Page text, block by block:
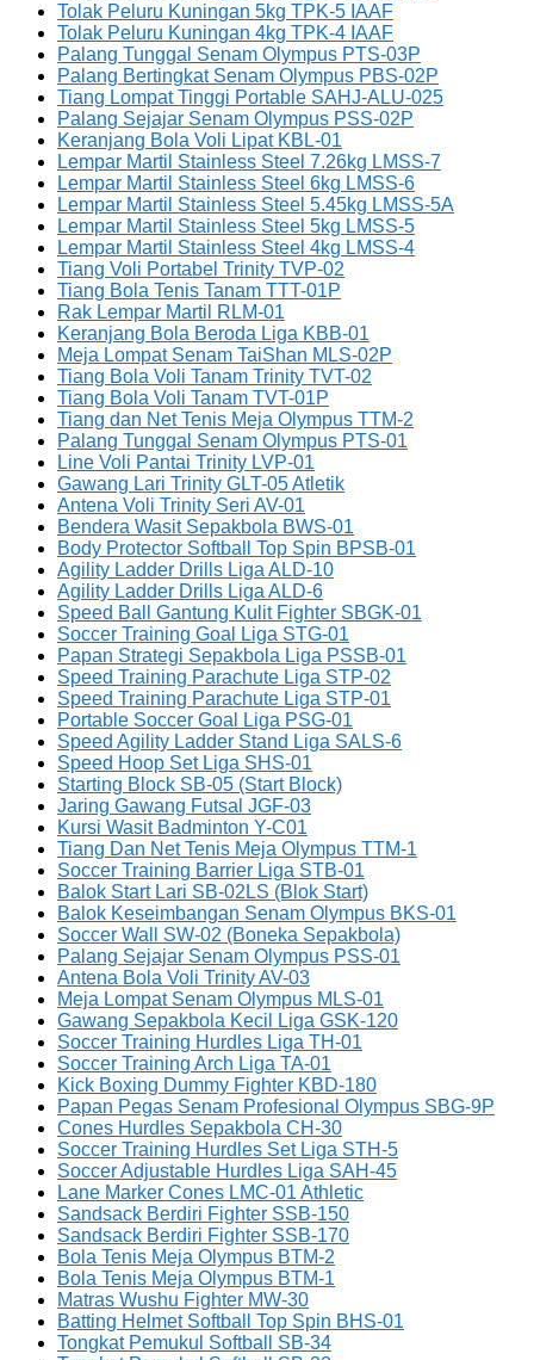
Tolak Peluru Kuningan 5kg TPK-5 IAAF
Tolak Peluru Kuningan 4kg TPK-4 IAAF
Palang Tunggal Senam Olympus PTS-03P
Palang Bertingkat Senam Olympus PBS-02P
Tiang Lompat Tinggi Portable SAHJ-ALU-025
Palang Sejajar Senam Olympus PSS-02P
Keranjang Bola Voli Lipat KBL-01
Lempar Martil Stainless Steel 7.26kg LMSS-7
Lempar Martil Stainless Steel 6kg LMSS-6
Lempar Martil Stainless Steel 5.45kg LMSS-5A
Lempar Martil Stainless Steel 5kg LMSS-5
Lempar Martil Stainless Steel 4kg LMSS-4
Tiang Voli Portabel Trinity TVP-02
Tiang Bola Tenis Tanam TTT-01P
Rak Lempar Martil RLM-01
Keranjang Bola Beroda Liga KBB-01
Meja Lompat Senam TaiShan MLS-02P
Tiang Bola Voli Tanam Trinity TVT-02
Tiang Bola Voli Tanam TVT-01P
Tiang dan Net Tenis Meja Olympus TTM-2
Palang Tunggal Senam Olympus PTS-01
Line Voli Pantai Trinity LVP-01
Gawang Lari Trinity GLT-05 Atletik
Antena Voli Trinity Seri AV-01
Bendera Wasit Sepakbola BWS-01
Body Protector Softball Top Spin BPSB-01
Agility Ladder Drills Liga ALD-10
Agility Ladder Drills Liga ALD-6
Speed Ball Gantung Kulit Fighter SBGK-01
Soccer Training Goal Liga STG-01
Papan Strategi Sepakbola Liga PSSB-01
Speed Training Parachute Liga STP-02
Speed Training Parachute Liga STP-01
Portable Soccer Goal Liga PSG-01
Speed Agility Ladder Stand Liga SALS-6
Speed Hoop Set Liga SHS-01
Starting Block SB-05 (Start Block)
Jaring Gawang Futsal JGF-03
Kursi Wasit Badminton Y-C01
Tiang Dan Net Tenis Meja Olympus TTM-1
Soccer Training Barrier Liga STB-01
Balok Start Lari SB-02LS (Blok Start)
Balok Keseimbangan Senam Olympus BKS-01
Soccer Wall SW-02 (Boneka Sepakbola)
Palang Sejajar Senam Olympus PSS-01
Antena Bola Voli Trinity AV-03
Meja Lompat Senam Olympus MLS-01
Gawang Sepakbola Kecil Liga GSK-120
Soccer Training Hurdles Liga TH-01
Soccer Training Arch Liga TA-01
Kick Boxing Dummy Fighter KBD-180
Papan Pegas Senam Profesional Olympus SBG-9P
Cones Hurdles Sepakbola CH-30
Soccer Training Hurdles Set Liga STH-5
Soccer Adjustable Hurdles Liga SAH-45
Lane Marker Cones LMC-01 Athletic
Sandsack Berdiri Fighter SSB-150
Sandsack Berdiri Fighter SSB-170
Bola Tenis Meja Olympus BTM-2
Bola Tenis Meja Olympus BTM-1
Matras Wushu Fighter MW-30
Batting Helmet Softball Top Spin BHS-01
Tongkat Pemukul Softball SB-34